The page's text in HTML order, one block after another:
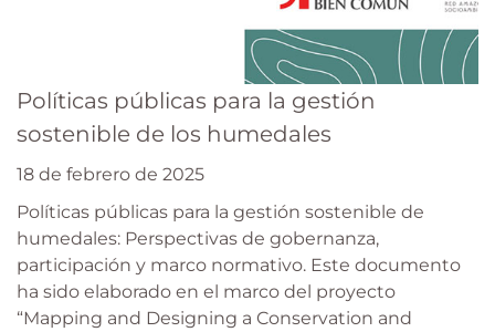
Políticas públicas para la gestión
sostenible de los humedales
18 de febrero de 2025
Políticas públicas para la gestión sostenible de
humedales: Perspectivas de gobernanza,
participación y marco normativo. Este documento
ha sido elaborado en el marco del proyecto
“Mapping and Designing a Conservation and